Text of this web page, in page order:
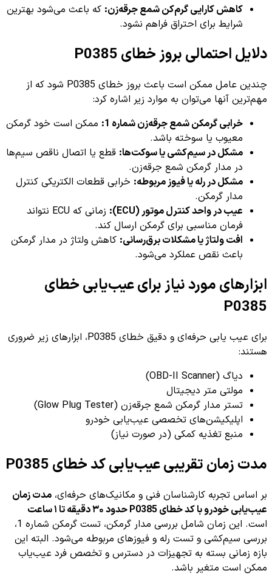
کاهش کارایی گرم‌کن شمع جرقه‌زن: که باعث می‌شود بهترین
شرایط برای احتراق فراهم نشود.
دلایل احتمالی بروز خطای P0385
چندین عامل ممکن است باعث بروز خطای P0385 شود که از
مهم‌ترین آنها می‌توان به موارد زیر اشاره کرد:
خرابی گرمکن شمع جرقه‌زن شماره 1:
ممکن است خود گرمکن
معیوب یا سوخته باشد.
مشکل در سیم‌کشی یا سوکت‌ها: قطع یا اتصال ناقص سیم‌ها
در مدار گرمکن شمع جرقه‌زن.
مشکل در رله یا فیوز مربوطه: خرابی قطعات الکتریکی کنترل
مدار گرمکن.
عیب در واحد کنترل موتور (ECU):
زمانی که ECU نتواند
فرمان مناسبی برای گرمکن ارسال کند.
افت ولتاژ یا مشکلات برق‌رسانی: کاهش ولتاژ در مدار گرمکن
باعث نقص عملکرد می‌شود.
ابزارهای مورد نیاز برای عیب‌یابی خطای
P0385
برای عیب یابی حرفه‌ای و دقیق خطای P0385، ابزارهای زیر ضروری
هستند:
دیاگ (OBD-II Scanner)
مولتی متر دیجیتال
تستر مدار گرمکن شمع جرقه‌زن (Glow Plug Tester)
اپلیکیشن‌های تخصصی عیب‌یابی خودرو
منبع تغذیه کمکی (در صورت نیاز)
مدت زمان تقریبی عیب‌یابی کد خطای P0385
بر اساس تجربه کارشناسان فنی و مکانیک‌های حرفه‌ای، مدت زمان
عیب‌یابی خودرو با کد خطای P0385 حدود ۳۰ دقیقه تا ۱ ساعت
است. این زمان شامل بررسی مدار گرمکن، تست گرمکن شماره 1،
بررسی سیم‌کشی و تست رله و فیوزهای مربوطه می‌شود. البته این
بازه زمانی بسته به تجهیزات در دسترس و تخصص فرد عیب‌یاب
ممکن است متغیر باشد.